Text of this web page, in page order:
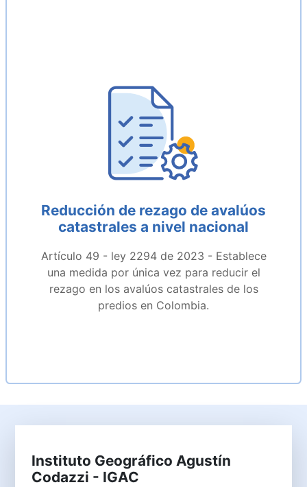
Reducción de rezago de avalúos
catastrales a nivel nacional
Artículo 49 - ley 2294 de 2023 - Establece
una medida por única vez para reducir el
rezago en los avalúos catastrales de los
predios en Colombia.
Instituto Geográfico Agustín
Codazzi - IGAC